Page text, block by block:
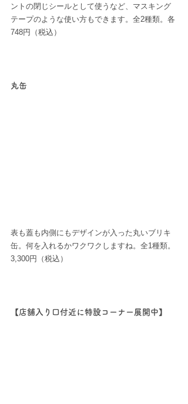
ントの閉じシールとして使うなど、マスキング
テープのような使い方もできます。全2種類。各
748円（税込）
丸缶
表も蓋も内側にもデザインが入った丸いブリキ
缶。何を入れるかワクワクしますね。全1種類。
3,300円（税込）
【店舗入り口付近に特設コーナー展開中】